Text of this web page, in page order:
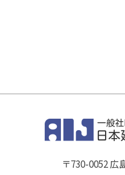
〒730-0052 広